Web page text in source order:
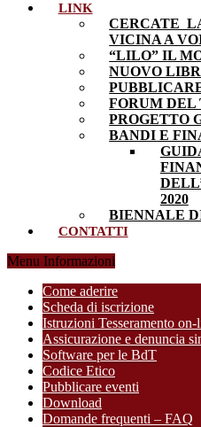
LINK
CERCATE
VICINA A
“LILO” IL
NUOVO
FORUM DEL
PROGETTO
BANDI E
2020
BIENNALE
CONTATTI
Menu Informazioni
Come aderire
Scheda di iscrizione
Istruzioni Tesseramento on-
Assicurazione e denuncia
Software per le BdT
Codice Etico
Pubblicare eventi
Download
Domande frequenti – FAQ